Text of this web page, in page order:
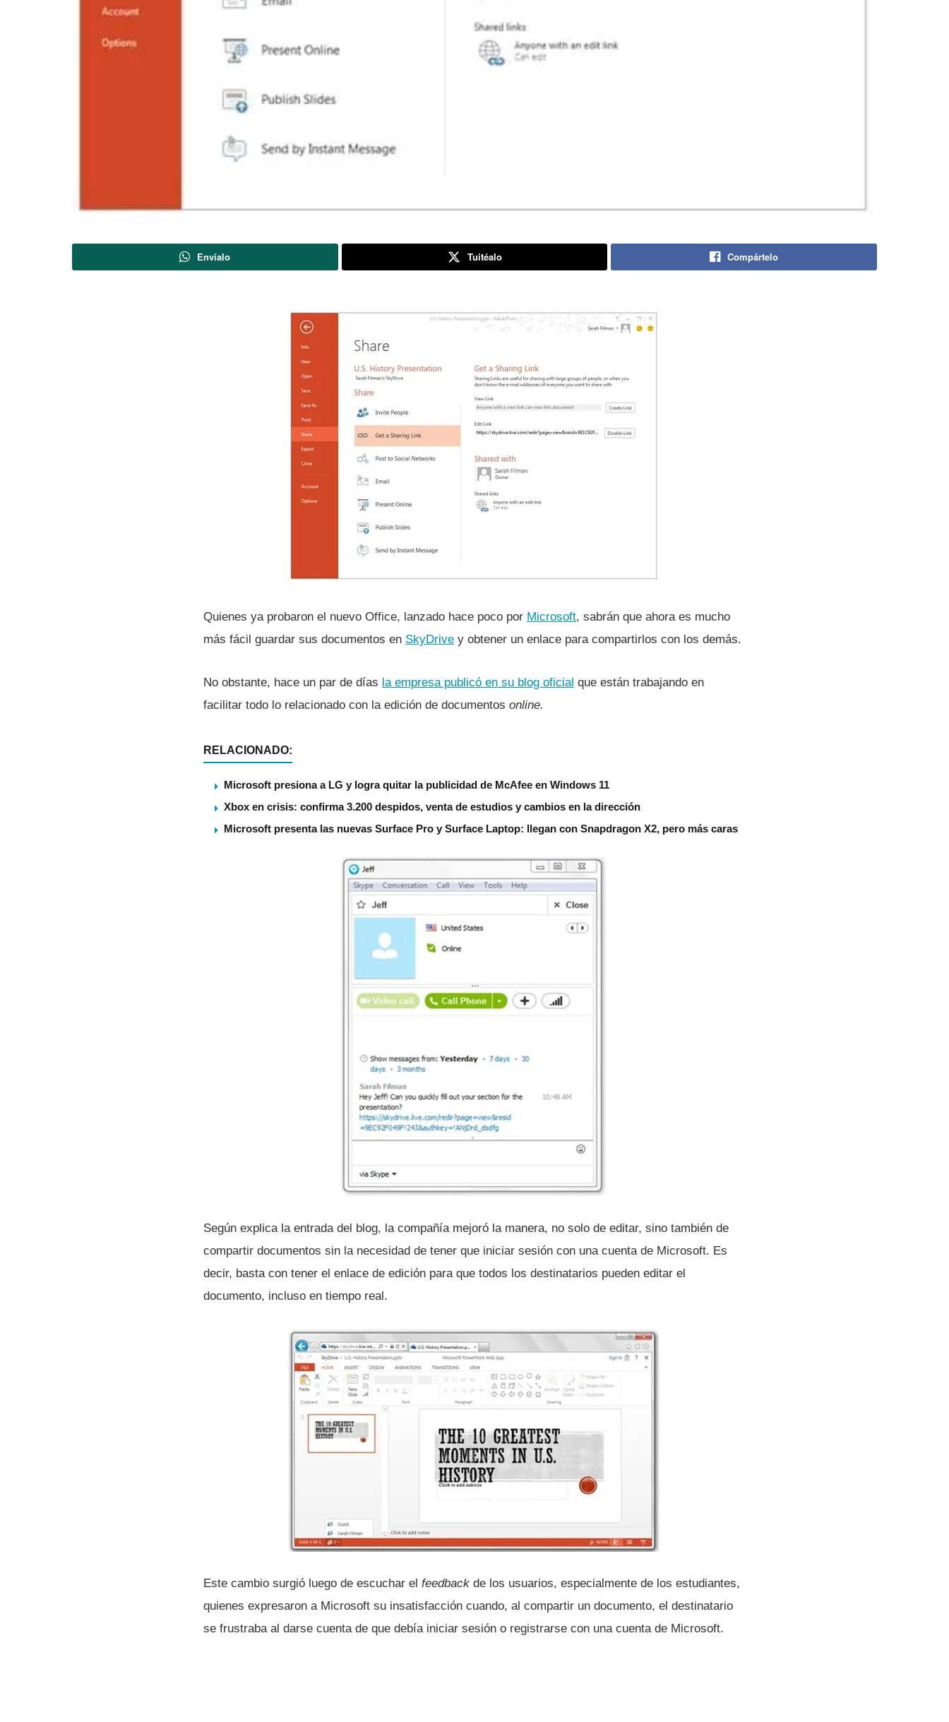
Envíalo Tuitéalo Compártelo
Quienes ya probaron el nuevo Office, lanzado hace poco por Microsoft, sabrán que ahora es mucho
más fácil guardar sus documentos en SkyDrive y obtener un enlace para compartirlos con los demás.
No obstante, hace un par de dí­as la empresa publicó en su blog oficial que están trabajando en
facilitar todo lo relacionado con la edición de documentos online.
RELACIONADO:
Microsoft presiona a LG y logra quitar la publicidad de McAfee en Windows 11
Xbox en crisis: confirma 3.200 despidos, venta de estudios y cambios en la dirección
Microsoft presenta las nuevas Surface Pro y Surface Laptop: llegan con Snapdragon X2, pero más caras
Según explica la entrada del blog, la compañí­a mejoró la manera, no solo de editar, sino también de
compartir documentos sin la necesidad de tener que iniciar sesión con una cuenta de Microsoft. Es
decir, basta con tener el enlace de edición para que todos los destinatarios pueden editar el
documento, incluso en tiempo real.
Este cambio surgió luego de escuchar el feedback de los usuarios, especialmente de los estudiantes,
quienes expresaron a Microsoft su insatisfacción cuando, al compartir un documento, el destinatario
se frustraba al darse cuenta de que debí­a iniciar sesión o registrarse con una cuenta de Microsoft.